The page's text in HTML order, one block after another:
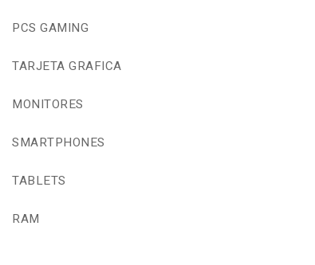
PCS GAMING
TARJETA GRAFICA
MONITORES
SMARTPHONES
TABLETS
RAM